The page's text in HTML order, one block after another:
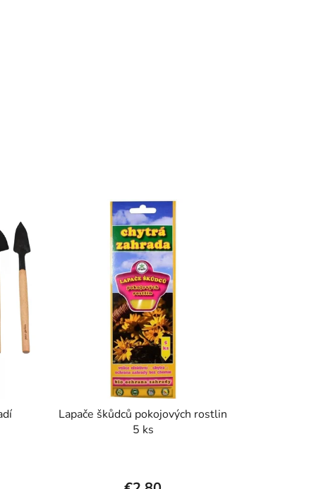
Lapače škůdců pokojových rostlin
5 ks